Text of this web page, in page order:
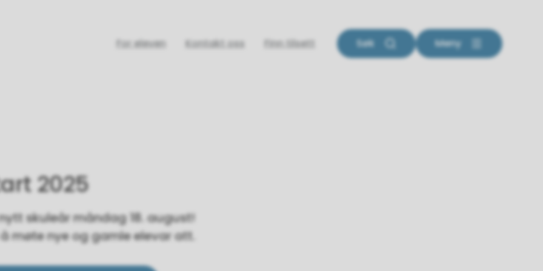
For eleven Kontakt oss Finn tilsett Søk Meny
2025
skuleår måndag 18. august!
møte nye og gamle elevar att.